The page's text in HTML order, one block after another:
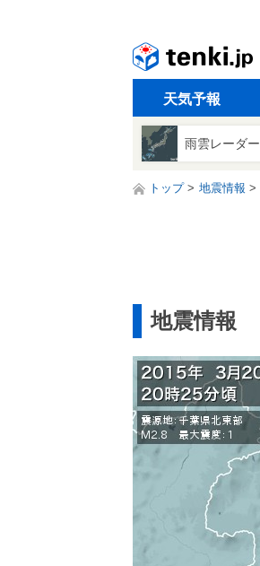
天気予報
雨雲レーダー
トップ 地震情報
地震情報